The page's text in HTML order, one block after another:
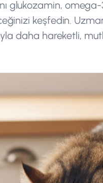
glukozamin,
keşfedin.
daha hareketli,